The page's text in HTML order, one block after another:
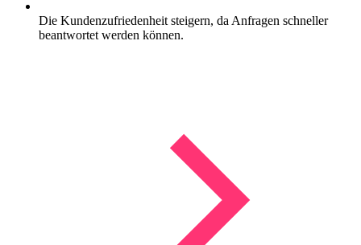
Die Kundenzufriedenheit steigern, da Anfragen schneller
beantwortet werden können.